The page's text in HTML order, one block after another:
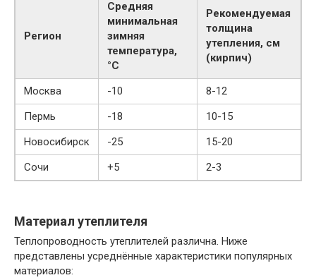
Регион
Средняя
минимальная
зимняя
температура,
°C
Рекомендуемая
толщина
утепления, см
(кирпич)
Москва -10
8-12
Пермь
-18
10-15
Новосибирск
-25
15-20
Сочи
+5 2-3
Материал утеплителя
Теплопроводность утеплителей различна. Ниже
представлены усреднённые характеристики популярных
материалов: